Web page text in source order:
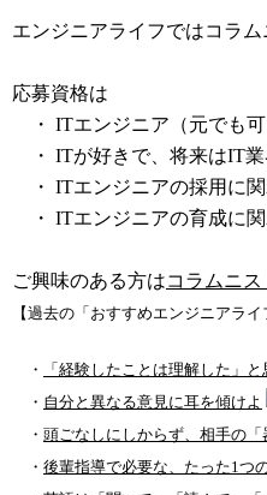
エンジニアライフではコラム
応募資格は
・ ITエンジニア（元でも可
・ ITが好きで、将来はIT
・ ITエンジニアの採用に
・ ITエンジニアの育成に
ご興味のある方はコラムニ
【過去の「おすすめエンジニアライ
・
「経験したことは理解した」
・ 自分と異なる意見に耳を傾けよ
・ 頭ごなしにしからず、相手の「
・ 後輩指導で必要な、たった1つ